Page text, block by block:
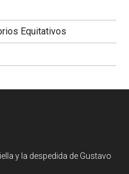
Equitativos
y la despedida de Gustavo